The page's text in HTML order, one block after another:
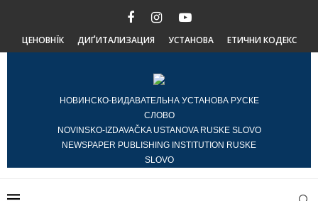
ЦЕНОВНЇК ДИҐИТАЛИЗАЦИЯ УСТАНОВА ЕТИЧНИ КОДЕКС
НОВИНСКО-ВИДАВАТЕЛЬНА УСТАНОВА РУСКЕ
СЛОВО
NOVINSKO-IZDAVAČKA USTANOVA RUSKE SLOVO
NEWSPAPER PUBLISHING INSTITUTION RUSKE
SLOVO